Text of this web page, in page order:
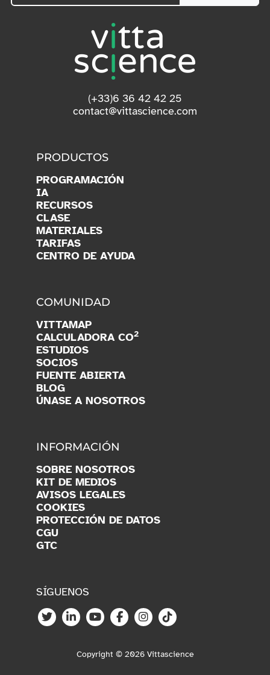
(+33)6 36 42 42 25
contact@vittascience.com
PRODUCTOS
PROGRAMACIÓN
IA
RECURSOS
CLASE
MATERIALES
TARIFAS
CENTRO DE AYUDA
COMUNIDAD
VITTAMAP
CALCULADORA CO2
ESTUDIOS
SOCIOS
FUENTE ABIERTA
BLOG
ÚNASE A NOSOTROS
INFORMACIÓN
SOBRE NOSOTROS
KIT DE MEDIOS
AVISOS LEGALES
COOKIES
PROTECCIÓN DE DATOS
CGU
GTC
SÍGUENOS
Copyright © 2026 Vittascience